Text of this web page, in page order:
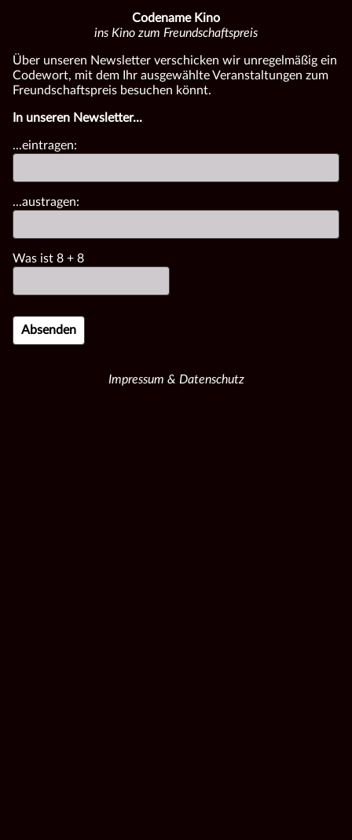
Codename Kino
ins Kino zum Freundschaftspreis
Über unseren Newsletter verschicken wir unregelmäßig ein
Codewort, mit dem Ihr ausgewählte Veranstaltungen zum
Freundschaftspreis besuchen könnt.
In unseren Newsletter...
...eintragen:
...austragen:
Was ist 8 + 8
Impressum & Datenschutz